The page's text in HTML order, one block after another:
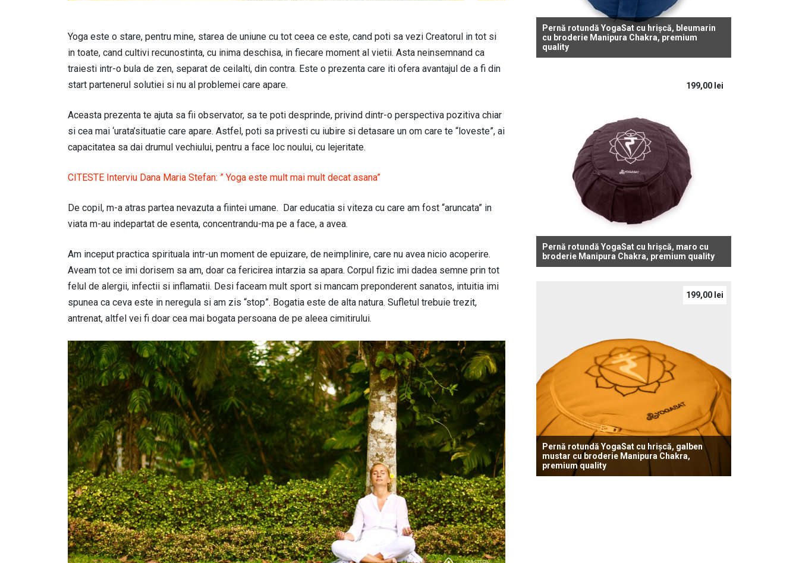
Yoga este o stare, pentru mine, starea de uniune cu tot ceea ce este, cand poti sa vezi Creatorul in tot si
in toate, cand cultivi recunostinta, cu inima deschisa, in fiecare moment al vietii. Asta neinsemnand ca
traiesti intr-o bula de zen, separat de ceilalti, din contra. Este o prezenta care iti ofera avantajul de a fi din
start partenerul solutiei si nu al problemei care apare.
Aceasta prezenta te ajuta sa fii observator, sa te poti desprinde, privind dintr-o perspectiva pozitiva chiar
si cea mai ‘urata’situatie care apare. Astfel, poti sa privesti cu iubire si detasare un om care te “loveste”, ai
capacitatea sa dai drumul vechiului, pentru a face loc noului, cu lejeritate.
CITESTE Interviu Dana Maria Stefan: ” Yoga este mult mai mult decat asana”
De copil, m-a atras partea nevazuta a fiintei umane. Dar educatia si viteza cu care am fost “aruncata” in
viata m-au indepartat de esenta, concentrandu-ma pe a face, a avea.
Am inceput practica spirituala intr-un moment de epuizare, de neimplinire, care nu avea nicio acoperire.
Aveam tot ce imi dorisem sa am, doar ca fericirea intarzia sa apara. Corpul fizic imi dadea semne prin tot
felul de alergii, infectii si inflamatii. Desi faceam mult sport si mancam preponderent sanatos, intuitia imi
spunea ca ceva este in neregula si am zis “stop”. Bogatia este de alta natura. Sufletul trebuie trezit,
antrenat, altfel vei fi doar cea mai bogata persoana de pe aleea cimitirului.
Pernă rotundă YogaSat cu hrișcă, bleumarin
cu broderie Manipura Chakra, premium
quality
Pernă rotundă YogaSat cu hrișcă, maro cu
broderie Manipura Chakra, premium quality
199,00 lei
Pernă rotundă YogaSat cu hrișcă, galben
mustar cu broderie Manipura Chakra,
premium quality
199,00 lei